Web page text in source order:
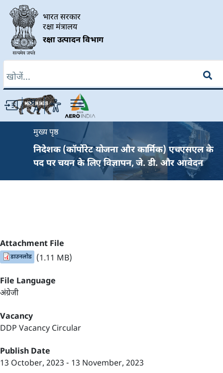
Skip to main content
भारत सरकार
रक्षा मंत्रालय
रक्षा उत्पादन विभाग
मुख्य पृष्ठ
निदेशक (कॉर्पोरेट योजना और कार्मिक) एचएसएल के
पद पर चयन के लिए विज्ञापन, जे. डी. और आवेदन
Attachment File
डाउनलोड (1.11 MB)
File Language
अंग्रेजी
Vacancy
DDP Vacancy Circular
Publish Date
13 October, 2023 - 13 November, 2023